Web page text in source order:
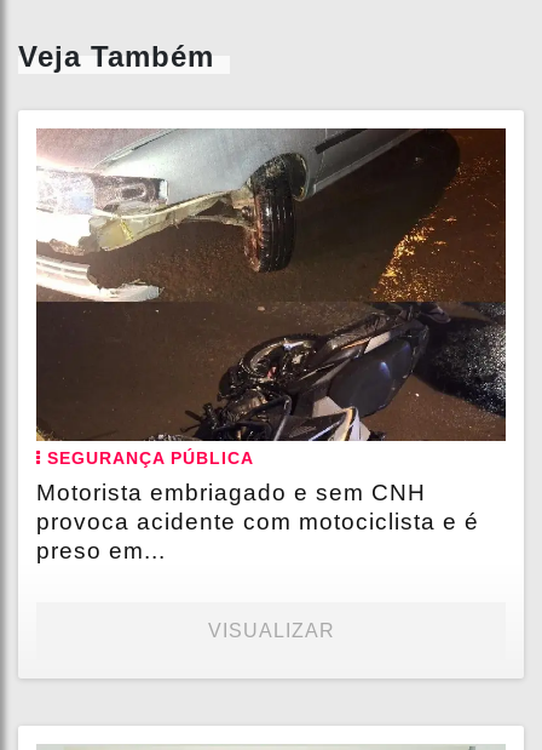
Veja Também
SEGURANÇA PÚBLICA
Motorista embriagado e sem CNH
provoca acidente com motociclista e é
preso em...
VISUALIZAR